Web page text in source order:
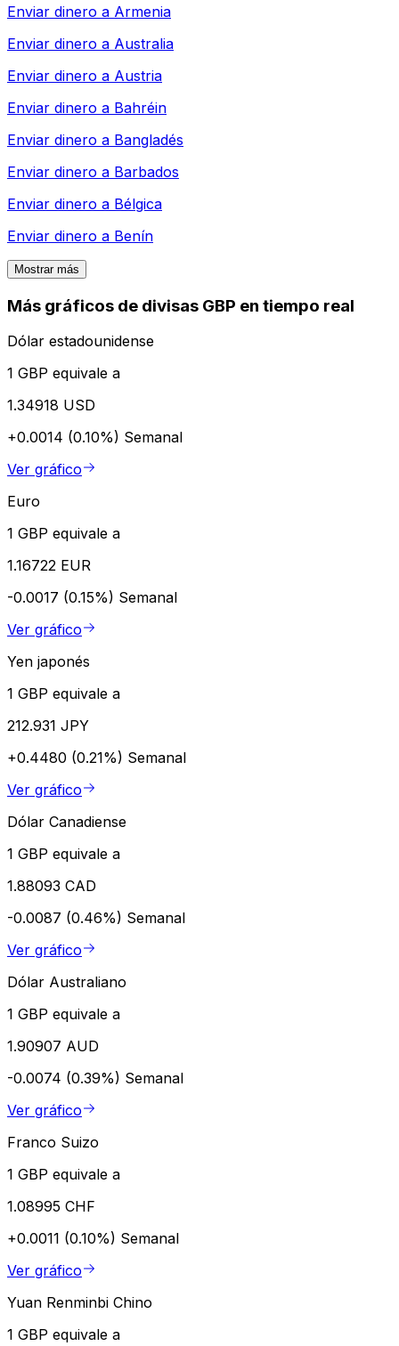
Enviar dinero a Armenia
Enviar dinero a Australia
Enviar dinero a Austria
Enviar dinero a Bahréin
Enviar dinero a Bangladés
Enviar dinero a Barbados
Enviar dinero a Bélgica
Enviar dinero a Benín
Mostrar más
Más gráficos de divisas GBP en tiempo real
Dólar estadounidense
1 GBP equivale a
1.34918 USD
+0.0014 (0.10%) Semanal
Ver gráfico
Euro
1 GBP equivale a
1.16722 EUR
-0.0017 (0.15%) Semanal
Ver gráfico
Yen japonés
1 GBP equivale a
212.931 JPY
+0.4480 (0.21%) Semanal
Ver gráfico
Dólar Canadiense
1 GBP equivale a
1.88093 CAD
-0.0087 (0.46%) Semanal
Ver gráfico
Dólar Australiano
1 GBP equivale a
1.90907 AUD
-0.0074 (0.39%) Semanal
Ver gráfico
Franco Suizo
1 GBP equivale a
1.08995 CHF
+0.0011 (0.10%) Semanal
Ver gráfico
Yuan Renminbi Chino
1 GBP equivale a